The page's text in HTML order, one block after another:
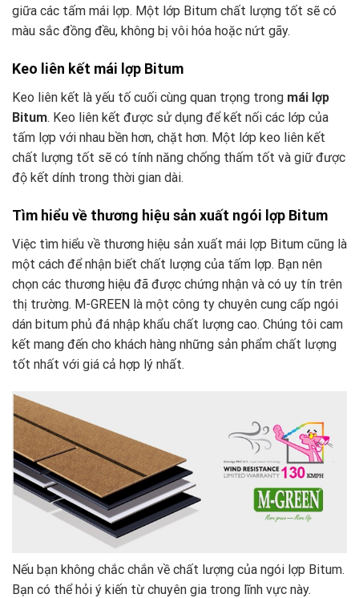
giữa các tấm mái lợp. Một lớp Bitum chất lượng tốt sẽ có
màu sắc đồng đều, không bị vôi hóa hoặc nứt gãy.
Keo liên kết mái lợp Bitum
Keo liên kết là yếu tố cuối cùng quan trọng trong mái lợp
Bitum. Keo liên kết được sử dụng để kết nối các lớp của
tấm lợp với nhau bền hơn, chặt hơn. Một lớp keo liên kết
chất lượng tốt sẽ có tính năng chống thấm tốt và giữ được
độ kết dính trong thời gian dài.
Tìm hiểu về thương hiệu sản xuất ngói lợp Bitum
Việc tìm hiểu về thương hiệu sản xuất mái lợp Bitum cũng là
một cách để nhận biết chất lượng của tấm lợp. Bạn nên
chọn các thương hiệu đã được chứng nhận và có uy tín trên
thị trường. M-GREEN là một công ty chuyên cung cấp ngói
dán bitum phủ đá nhập khẩu chất lượng cao. Chúng tôi cam
kết mang đến cho khách hàng những sản phẩm chất lượng
tốt nhất với giá cả hợp lý nhất.
Nếu bạn không chắc chắn về chất lượng của ngói lợp Bitum.
Bạn có thể hỏi ý kiến từ chuyên gia trong lĩnh vực này.